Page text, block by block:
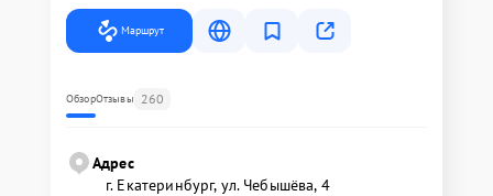
Маршрут
ОбзорОтзывы 260
Адрес
г. Екатеринбург, ул. Чебышёва, 4